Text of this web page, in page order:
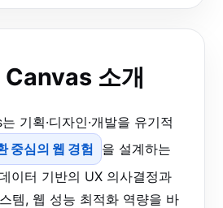
소개
기획·디자인·개발을 유기적
중심의 웹 경험
을 설계하는
이터 기반의 UX 의사결정과
템, 웹 성능 최적화 역량을 바